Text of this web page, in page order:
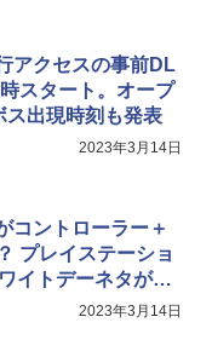
アクセスの事前DL
スタート。オープ
ス出現時刻も発表
2023年3月14日
コントローラー＋
プレイステーショ
イトデーネタが投
2023年3月14日